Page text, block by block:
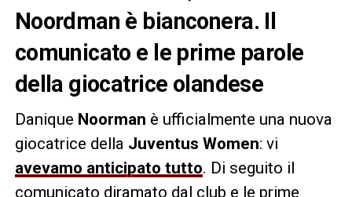
Noordman è bianconera. Il
comunicato e le prime parole
della giocatrice olandese
Danique Noorman è ufficialmente una nuova
giocatrice della Juventus Women: vi
avevamo anticipato tutto. Di seguito il
comunicato diramato dal club e le prime